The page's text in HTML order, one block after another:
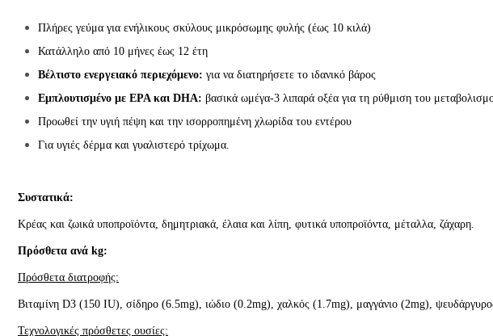
Πλήρες γεύμα για ενήλικους σκύλους μικρόσωμης φυλής (έως 10 κιλά)
Κατάλληλο από 10 μήνες έως 12 έτη
Βέλτιστο ενεργειακό περιεχόμενο: για να διατηρήσετε το ιδανικό βάρος
Εμπλουτισμένο με EPA και DHA: βασικά ωμέγα-3 λιπαρά οξέα για τη ρύθμιση του
Προωθεί την υγιή πέψη και την ισορροπημένη χλωρίδα του εντέρου
Για υγιές δέρμα και γυαλιστερό τρίχωμα.
Συστατικά:
Κρέας και ζωικά υποπροϊόντα, δημητριακά, έλαια και λίπη, φυτικά υποπροϊόντα, μέταλλα, ζάχαρη.
Πρόσθετα ανά kg:
Πρόσθετα διατροφής:
Βιταμίνη D3 (150 IU), σίδηρο (6.5mg), ιώδιο (0.2mg), χαλκός (1.7mg), μαγγάνιο (2mg),
Τεχνολογικές πρόσθετες ουσίες: